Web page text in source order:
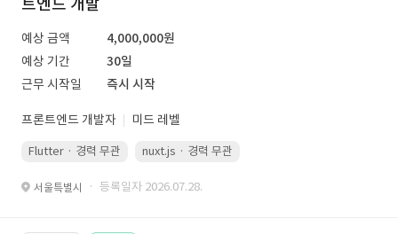
예상 금액
4,000,000원
예상 기간
30일
근무 시작일
즉시 시작
프론트엔드 개발자 미드 레벨
Flutter · 경력 무관 nuxt.js · 경력 무관
서울특별시 · 등록일자 2026.07.28.